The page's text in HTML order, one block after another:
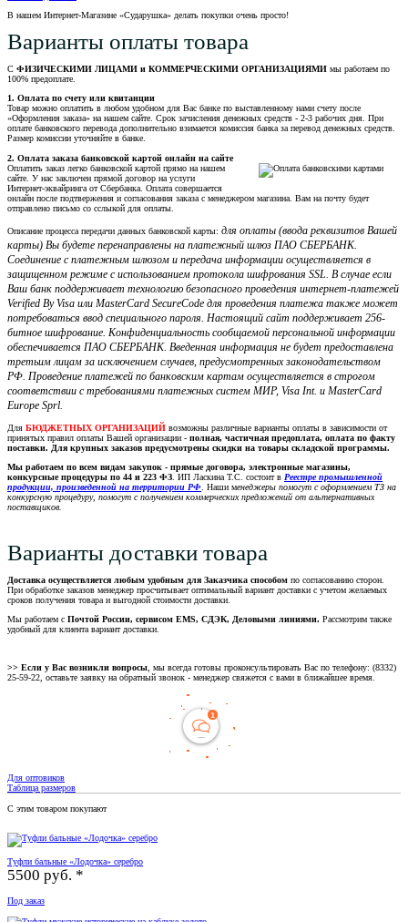
В нашем Интернет-Магазине «Сударушка» делать покупки очень просто!
Варианты оплаты товара
С ФИЗИЧЕСКИМИ ЛИЦАМИ и КОММЕРЧЕСКИМИ ОРГАНИЗАЦИЯМИ мы работаем по
100% предоплате.
1. Оплата по счету или квитанции
Товар можно оплатить в любом удобном для Вас банке по выставленному нами счету после
«Оформления заказа» на нашем сайте. Срок зачисления денежных средств - 2-3 рабочих дня. При
оплате банковского перевода дополнительно взимается комиссия банка за перевод денежных средств.
Размер комиссии уточняйте в банке.
2. Оплата заказа банковской картой онлайн на сайте
Оплатить заказ легко банковской картой прямо на нашем
сайте. У нас заключен прямой договор на услуги
Интернет-эквайринга от Сбербанка. Оплата совершается
онлайн после подтвержения и согласования заказа с менеджером магазина. Вам на почту будет
отправлено письмо со сслыкой для оплаты.
Описание процесса передачи данных банковской карты: для оплаты (ввода реквизитов Вашей
карты) Вы будете перенаправлены на платежный шлюз ПАО СБЕРБАНК.
Соединение с платежным шлюзом и передача информации осуществляется в
защищенном режиме с использованием протокола шифрования SSL. В случае если
Ваш банк поддерживает технологию безопасного проведения интернет-платежей
Verified By Visa или MasterCard SecureCode для проведения платежа также может
потребоваться ввод специального пароля. Настоящий сайт поддерживает 256-
битное шифрование. Конфиденциальность сообщаемой персональной информации
обеспечивается ПАО СБЕРБАНК. Введенная информация не будет предоставлена
третьим лицам за исключением случаев, предусмотренных законодательством
РФ. Проведение платежей по банковским картам осуществляется в строгом
соответствии с требованиями платежных систем МИР, Visa Int. и MasterCard
Europe Sprl.
Для БЮДЖЕТНЫХ ОРГАНИЗАЦИЙ возможны различные варианты оплаты в зависимости от
принятых правил оплаты Вашей организации - полная, частичная предоплата, оплата по факту
поставки. Для крупных заказов предусмотрены скидки на товары складской программы.
Мы работаем по всем видам закупок - прямые договора, электронные магазины,
конкурсные процедуры по 44 и 223 ФЗ. ИП Ласкина Т.С. состоит в Реестре промышленной
продукции, произведенной на территории РФ. Наши менеджеры помогут с оформлением ТЗ на
конкурсную процедуру, помогут с получением коммерческих предложений от альтернативных
поставщиков.
Варианты доставки товара
Доставка осуществляется любым удобным для Заказчика способом по согласованию сторон.
При обработке заказов менеджер просчитывает оптимальный вариант доставки с учетом желаемых
сроков получения товара и выгодной стоимости доставки.
Мы работаем с Почтой России, сервисом EMS, СДЭК, Деловыми линиями. Рассмотрим также
удобный для клиента вариант доставки.
>> Если у Вас возникли вопросы, мы всегда готовы проконсультировать Вас по телефону: (8332)
25-59-22, оставьте заявку на обратный звонок - менеджер свяжется с вами в ближайшее время.
Для оптовиков
Таблица размеров
С этим товаром покупают
Туфли бальные «Лодочка» серебро
5500 руб. *
Под заказ